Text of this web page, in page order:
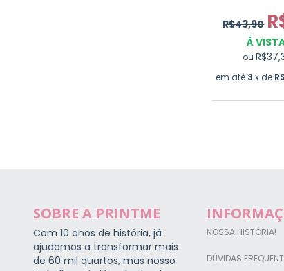
R$43,90
À
ou
em até 3 x de
SOBRE A PRINTME
Com 10 anos de história, já
ajudamos a transformar mais
de 60 mil quartos, mas nosso
NOSSA HISTÓRIA!
DÚVIDAS